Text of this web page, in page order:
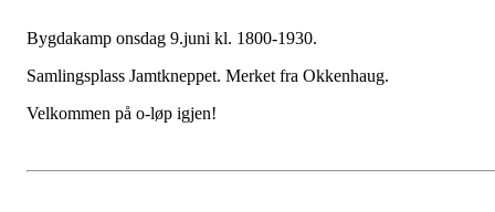
Bygdakamp onsdag 9.juni kl. 1800-1930.
Samlingsplass Jamtkneppet. Merket fra Okkenhaug.
Velkommen på o-løp igjen!